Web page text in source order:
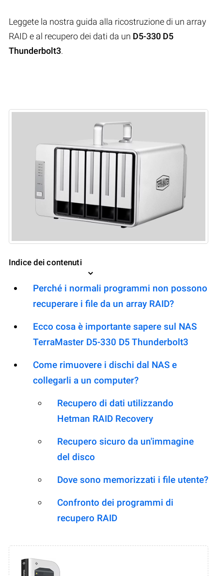
Leggete la nostra guida alla ricostruzione di un array
RAID e al recupero dei dati da un D5-330 D5
Thunderbolt3.
Indice dei contenuti
Perché i normali programmi non possono
recuperare i file da un array RAID?
Ecco cosa è importante sapere sul NAS
TerraMaster D5-330 D5 Thunderbolt3
Come rimuovere i dischi dal NAS e
collegarli a un computer?
Recupero di dati utilizzando
Hetman RAID Recovery
Recupero sicuro da un'immagine
del disco
Dove sono memorizzati i file utente?
Confronto dei programmi di
recupero RAID